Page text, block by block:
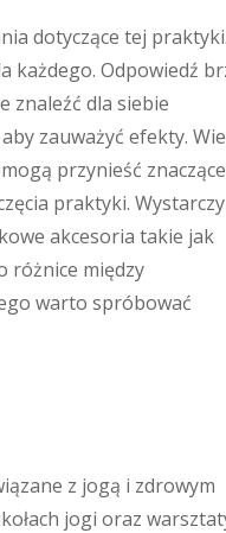
dotyczące tej praktyki.
każdego. Odpowiedź
znaleźć dla siebie
zauważyć efekty.
przynieść znaczące
praktyki. Wystarczy
akcesoria takie jak
różnice między
warto spróbować
z jogą i zdrowym
jogi oraz